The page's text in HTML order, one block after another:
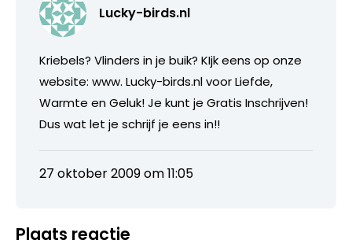
Lucky-birds.nl
Kriebels? Vlinders in je buik? KIjk eens op onze
website: www. Lucky-birds.nl voor Liefde,
Warmte en Geluk! Je kunt je Gratis Inschrijven!
Dus wat let je schrijf je eens in!!
27 oktober 2009 om 11:05
Plaats reactie